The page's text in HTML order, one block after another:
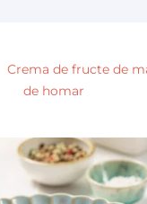
Crema de fructe de
de homar